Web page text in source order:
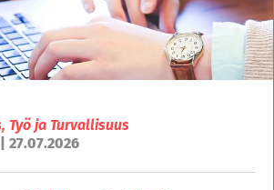
Työ ja Turvallisuus
27.07.2026